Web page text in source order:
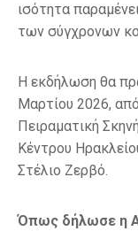
ισότητα
των σύγχρονων
Η εκδήλωση θα
Μαρτίου 2026,
Πειραματική
Κέντρου
Στέλιο Ζερβό.
Όπως δήλωσε η